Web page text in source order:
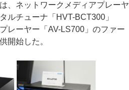
、ネットワークメディアプレーヤ
ルチューナ「HVT-BCT300」
レーヤー「AV-LS700」のファー
開始した。